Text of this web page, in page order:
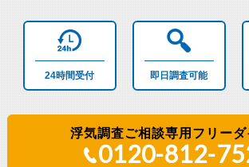
24時間受付 即日調査可能
浮気調査ご相談専用フリー
0120-812-